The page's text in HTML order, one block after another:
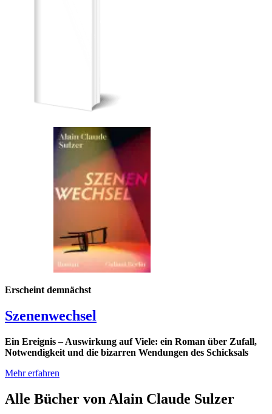
Erscheint demnächst
Szenenwechsel
Ein Ereignis – Auswirkung auf Viele: ein Roman über Zufall,
Notwendigkeit und die bizarren Wendungen des Schicksals
Mehr erfahren
Alle Bücher von Alain Claude Sulzer